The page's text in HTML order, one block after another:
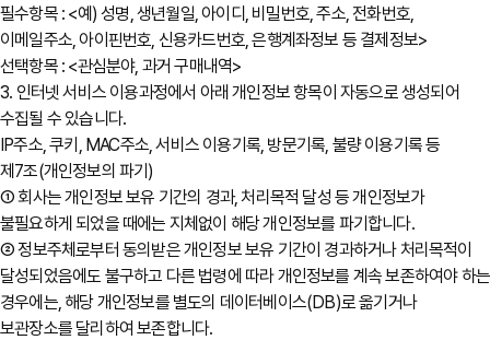
필수항목 : <예) 성명, 생년월일, 아이디, 비밀번호, 주소, 전화번호,
이메일주소, 아이핀번호, 신용카드번호, 은행계좌정보 등 결제정보>
선택항목 : <관심분야, 과거 구매내역>
3. 인터넷 서비스 이용과정에서 아래 개인정보 항목이 자동으로 생성되어
수집될 수 있습니다.
IP주소, 쿠키, MAC주소, 서비스 이용기록, 방문기록, 불량 이용기록 등
제7조(개인정보의 파기)
① 회사는 개인정보 보유 기간의 경과, 처리목적 달성 등 개인정보가
불필요하게 되었을 때에는 지체없이 해당 개인정보를 파기합니다.
② 정보주체로부터 동의받은 개인정보 보유 기간이 경과하거나 처리목적이
달성되었음에도 불구하고 다른 법령에 따라 개인정보를 계속 보존하여야 하는
경우에는, 해당 개인정보를 별도의 데이터베이스(DB)로 옮기거나
보관장소를 달리하여 보존합니다.